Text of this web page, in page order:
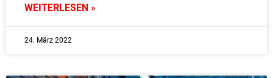
WEITERLESEN »
24. März 2022